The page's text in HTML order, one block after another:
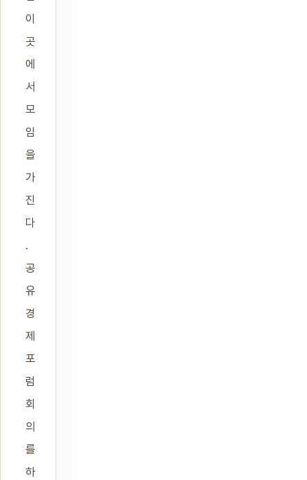
이
곳
에
서
모
임
을
가
진
다
.
공
유
경
제
포
럼
회
의
를
하